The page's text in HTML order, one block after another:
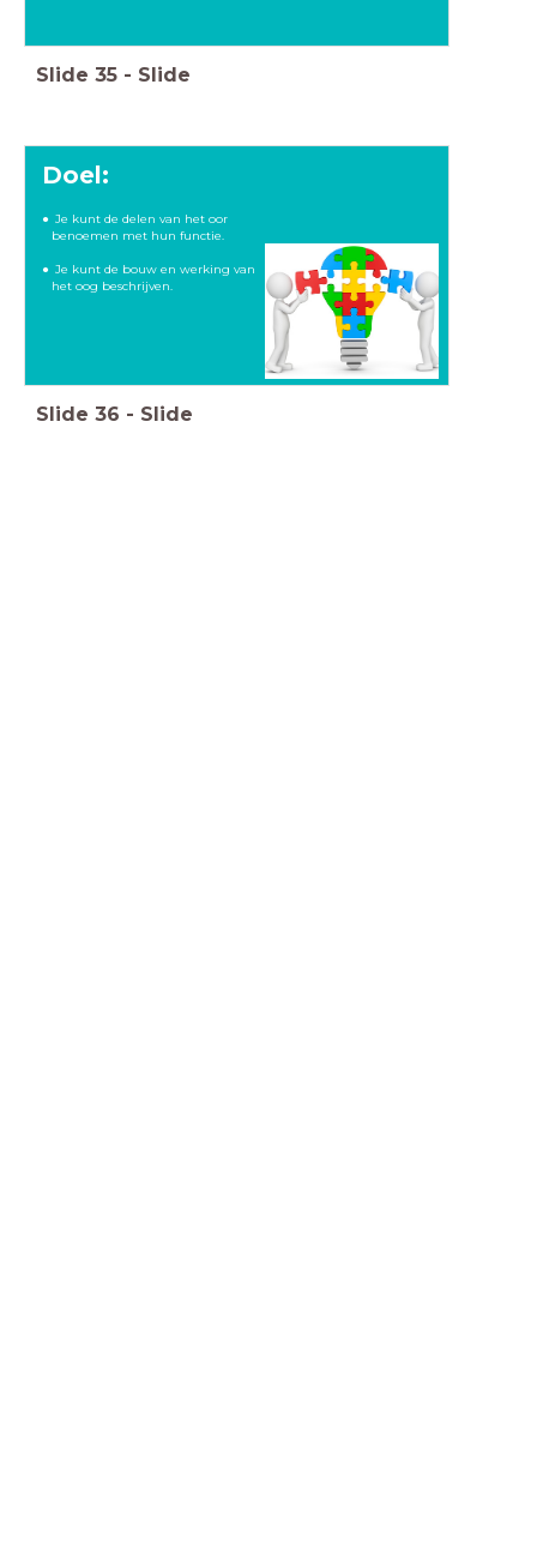
Slide 35 - Slide
Doel:
Je kunt de delen van het oor
benoemen met hun functie.
Je kunt de bouw en werking van
het oog beschrijven.
Slide 36 - Slide